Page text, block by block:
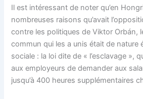
Il est intéressant de noter qu’en
nombreuses raisons qu’avait
contre les politiques de Viktor Orbán,
commun qui les a unis était de nature
sociale : la loi dite de « l’esclavage »,
aux employeurs de demander aux
jusqu’à 400 heures supplémentaires